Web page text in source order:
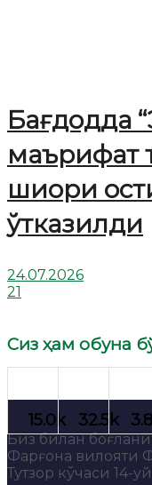
Бағдодда
маърифат
шиори
ўтказилди
24.07.2026
21
Сиз ҳам обуна
Биз билан
Фарғона вилояти
Тутзор кўчаси 14-уй